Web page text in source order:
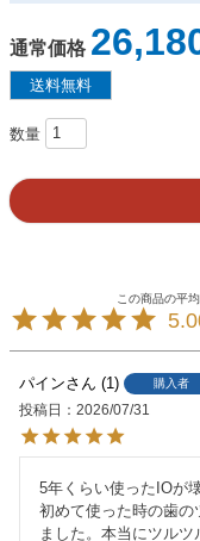
通常価格
パイン 1 購入者
投稿日
2026/07/31
5年くらい使ったIOが
初めて使った時の歯の
ました。本当にツルツ